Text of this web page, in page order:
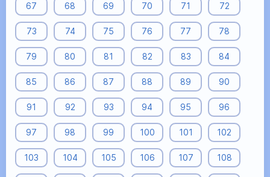
67 68 69 70 71 72
73 74 75 76 77 78
79 80 81 82 83 84
85 86 87 88 89 90
91 92 93 94 95 96
97 98 99 100 101 102
103 104 105 106 107 108